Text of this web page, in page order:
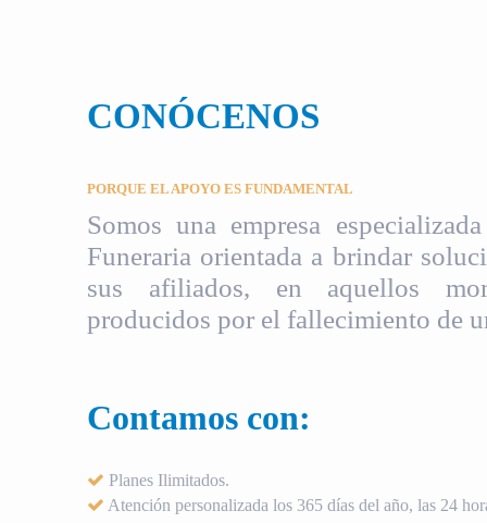
CONÓCENOS
PORQUE EL APOYO ES FUNDAMENTAL
Somos una empresa
Funeraria orientada a brindar
sus afiliados, en aquellos
producidos por el fallecimiento de
Contamos con:
Planes Ilimitados.
Atención personalizada los 365 días del año, las 24